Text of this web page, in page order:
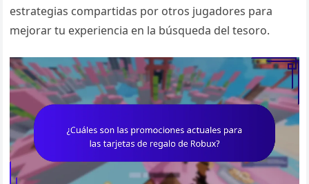
estrategias compartidas por otros jugadores para
mejorar tu experiencia en la búsqueda del tesoro.